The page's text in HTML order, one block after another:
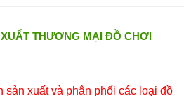
THƯƠNG MẠI ĐỒ CHƠI
sản xuất và phân phối các loại đồ